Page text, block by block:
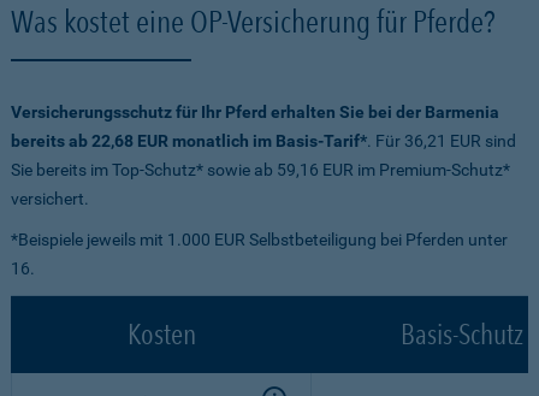
Was kostet eine OP-Versicherung für Pferde?
Versicherungsschutz für Ihr Pferd erhalten Sie bei der Barmenia
bereits ab 22,68 EUR monatlich im Basis-Tarif*. Für 36,21 EUR sind
Sie bereits im Top-Schutz* sowie ab 59,16 EUR im Premium-Schutz*
versichert.
*Beispiele jeweils mit 1.000 EUR Selbstbeteiligung bei Pferden unter
16.
Kosten Basis-Schutz